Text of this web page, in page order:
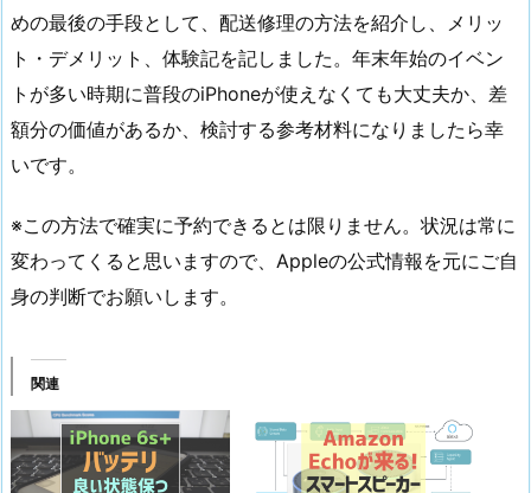
めの最後の手段として、配送修理の方法を紹介し、メリッ
ト・デメリット、体験記を記しました。年末年始のイベン
トが多い時期に普段のiPhoneが使えなくても大丈夫か、差
額分の価値があるか、検討する参考材料になりましたら幸
いです。
※この方法で確実に予約できるとは限りません。状況は常に
変わってくると思いますので、Appleの公式情報を元にご自
身の判断でお願いします。
関連